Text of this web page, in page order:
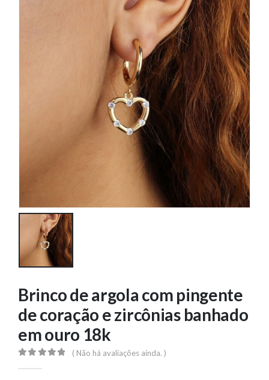
Brinco de argola com pingente
de coração e zircônias banhado
em ouro 18k
( Não há avaliações ainda. )